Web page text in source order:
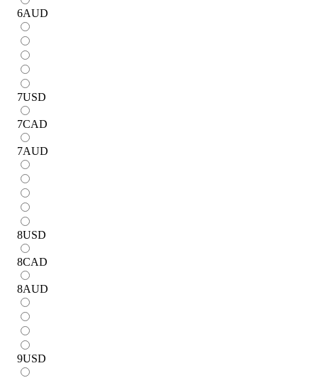
6AUD
7USD
7CAD
7AUD
8USD
8CAD
8AUD
9USD